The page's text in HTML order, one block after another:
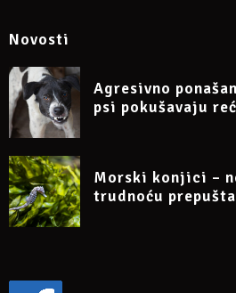
Novosti
Agresivno
psi pokušavaju
Morski konjici –
trudnoću